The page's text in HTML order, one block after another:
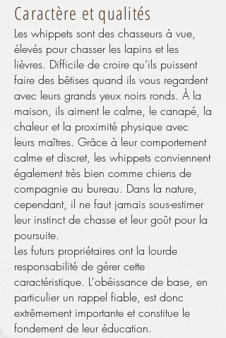
Caractère et qualités
Les whippets sont des chasseurs à vue,
élevés pour chasser les lapins et les
lièvres. Difficile de croire qu’ils puissent
faire des bêtises quand ils vous regardent
avec leurs grands yeux noirs ronds. À la
maison, ils aiment le calme, le canapé, la
chaleur et la proximité physique avec
leurs maîtres. Grâce à leur comportement
calme et discret, les whippets conviennent
également très bien comme chiens de
compagnie au bureau. Dans la nature,
cependant, il ne faut jamais sous-estimer
leur instinct de chasse et leur goût pour la
poursuite.
Les futurs propriétaires ont la lourde
responsabilité de gérer cette
caractéristique. L'obéissance de base, en
particulier un rappel fiable, est donc
extrêmement importante et constitue le
fondement de leur éducation.